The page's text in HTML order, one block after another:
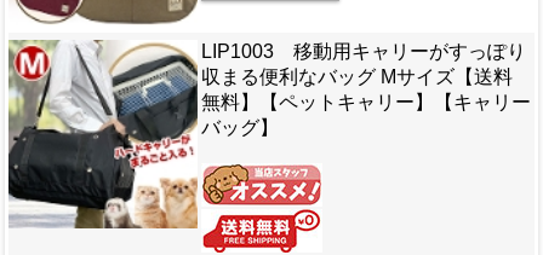
LIP1003 移動用キャリーがすっぽり
収まる便利なバッグ Mサイズ【送料
無料】【ペットキャリー】【キャリー
バッグ】